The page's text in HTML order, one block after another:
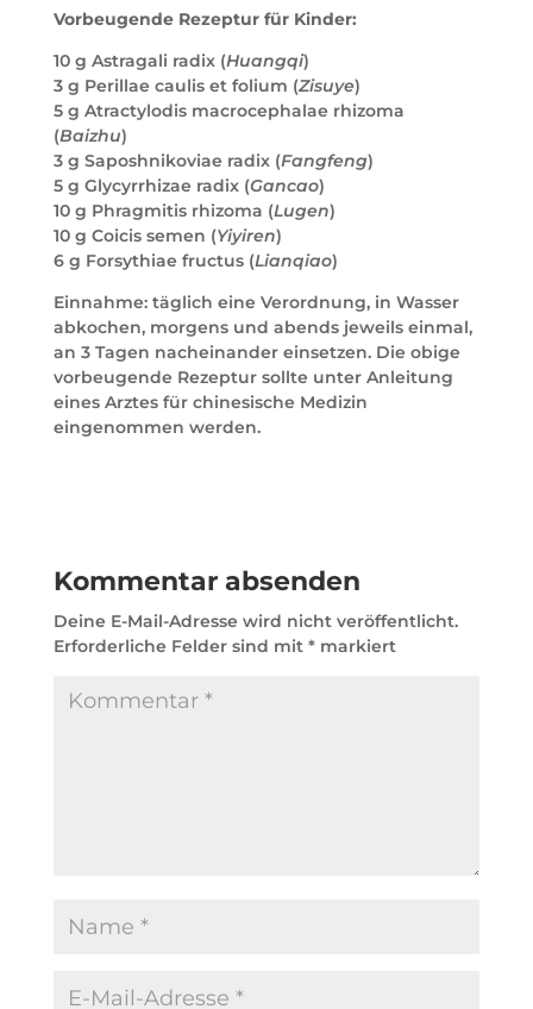
Vorbeugende Rezeptur für Kinder:
10 g Astragali radix (Huangqi)
3 g Perillae caulis et folium (Zisuye)
5 g Atractylodis macrocephalae rhizoma
(Baizhu)
3 g Saposhnikoviae radix (Fangfeng)
5 g Glycyrrhizae radix (Gancao)
10 g Phragmitis rhizoma (Lugen)
10 g Coicis semen (Yiyiren)
6 g Forsythiae fructus (Lianqiao)
Einnahme: täglich eine Verordnung, in Wasser
abkochen, morgens und abends jeweils einmal,
an 3 Tagen nacheinander einsetzen. Die obige
vorbeugende Rezeptur sollte unter Anleitung
eines Arztes für chinesische Medizin
eingenommen werden.
Kommentar absenden
Deine E-Mail-Adresse wird nicht veröffentlicht.
Erforderliche Felder sind mit *markiert